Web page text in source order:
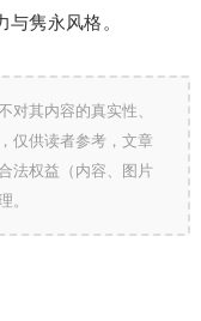
隽永风格。
对其内容的真实性、
仅供读者参考，文章
法权益（内容、图片
。